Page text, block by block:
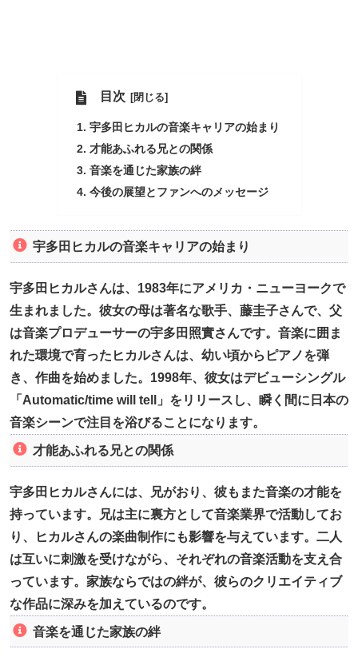
目次
宇多田ヒカルの音楽キャリアの始まり
才能あふれる兄との関係
音楽を通じた家族の絆
今後の展望とファンへのメッセージ
宇多田ヒカルの音楽キャリアの始まり
宇多田ヒカルさんは、1983年にアメリカ・ニューヨークで
生まれました。彼女の母は著名な歌手、藤圭子さんで、父
は音楽プロデューサーの宇多田照實さんです。音楽に囲ま
れた環境で育ったヒカルさんは、幼い頃からピアノを弾
き、作曲を始めました。1998年、彼女はデビューシングル
「Automatic/time will tell」をリリースし、瞬く間に日本の
音楽シーンで注目を浴びることになります。
才能あふれる兄との関係
宇多田ヒカルさんには、兄がおり、彼もまた音楽の才能を
持っています。兄は主に裏方として音楽業界で活動してお
り、ヒカルさんの楽曲制作にも影響を与えています。二人
は互いに刺激を受けながら、それぞれの音楽活動を支え合
っています。家族ならではの絆が、彼らのクリエイティブ
な作品に深みを加えているのです。
音楽を通じた家族の絆